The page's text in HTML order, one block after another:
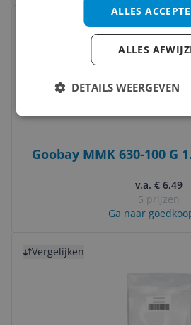
Vergelijken
Goobay MMK 630-100 G
v.a. € 6,49
5 prijzen
Ga naar
Vergelijken
ALLES
ALLES
DETAILS WEERGEVEN